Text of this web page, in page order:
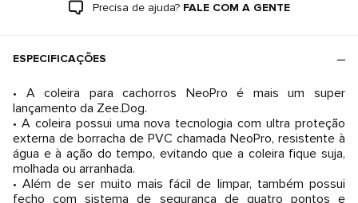
Precisa de ajuda? FALE COM A GENTE
ESPECIFICAÇÕES
• A coleira para cachorros NeoPro é mais um super
lançamento da Zee.Dog.
• A coleira possui uma nova tecnologia com ultra proteção
externa de borracha de PVC chamada NeoPro, resistente à
água e à ação do tempo, evitando que a coleira fique suja,
molhada ou arranhada.
• Além de ser muito mais fácil de limpar, também possui
fecho com sistema de segurança de quatro pontos e